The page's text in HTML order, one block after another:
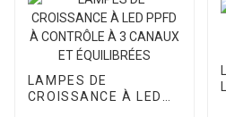
LAMPES DE
CROISSANCE À LED